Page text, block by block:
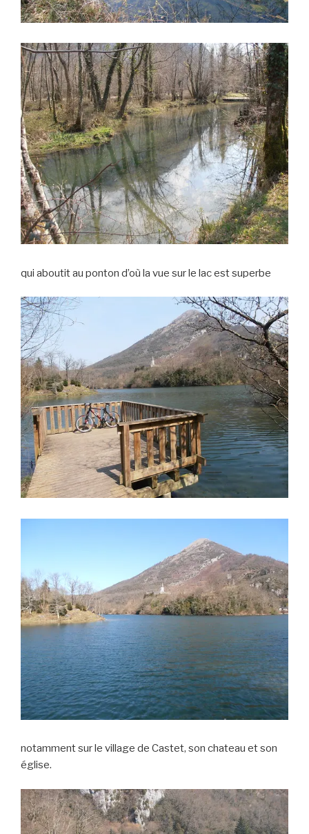
qui aboutit au ponton d’où la vue sur le lac est superbe
notamment sur le village de Castet, son chateau et son
église.